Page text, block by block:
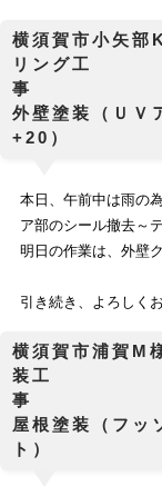
横須賀市
リング工
外壁塗装（ＵＶ
+20）
本日、午前中は雨の
ア部のシール撤去～
明日の作業は、外壁
引き続き、よろしく
横須賀市
装工
屋根塗装（フ
ト）